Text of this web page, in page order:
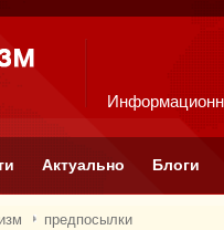
Актуально Блоги
предпосылки